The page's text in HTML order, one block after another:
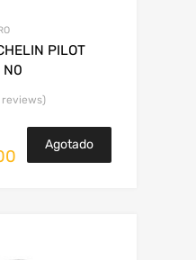
PILOT
N0
reviews)
Agotado